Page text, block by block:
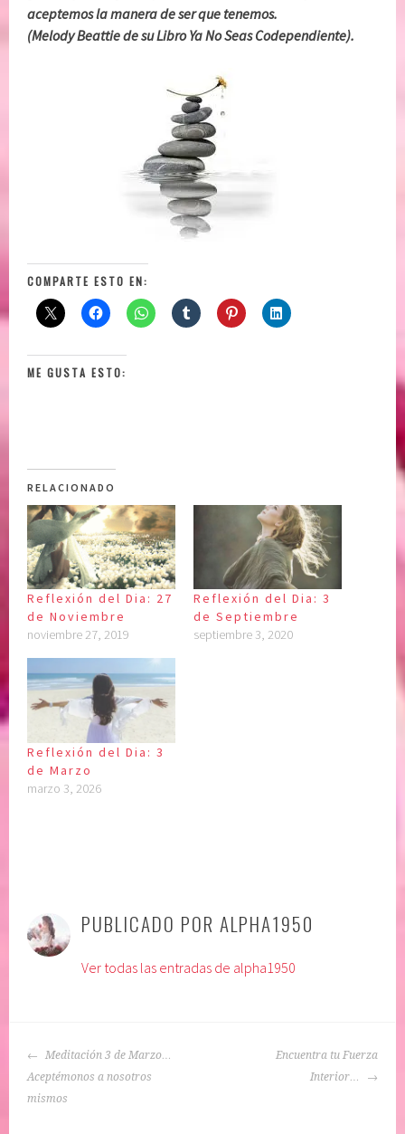
aceptemos la manera de ser que tenemos.
(Melody Beattie de su Libro Ya No Seas Codependiente).
COMPARTE ESTO EN:
ME GUSTA ESTO:
RELACIONADO
Reflexión del Dia: 27
de Noviembre
noviembre 27, 2019
Reflexión del Dia: 3
de Septiembre
septiembre 3, 2020
Reflexión del Dia: 3
de Marzo
marzo 3, 2026
l
o
e
n
q
d
o
:
PUBLICADO POR ALPHA1950
Ver todas las entradas de alpha1950
NAVEGACIÓN
DE
ENTRADAS
Meditación 3 de Marzo…
Aceptémonos a nosotros
mismos
Encuentra tu Fuerza
Interior…